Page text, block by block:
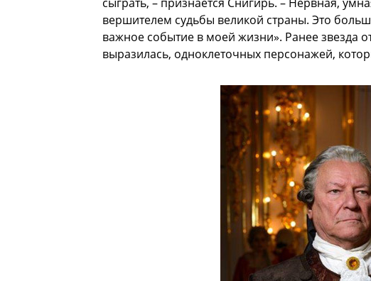
вершителем судьбы великой страны. Это
важное событие в моей жизни». Ранее звезда
выразилась, одноклеточных персонажей,